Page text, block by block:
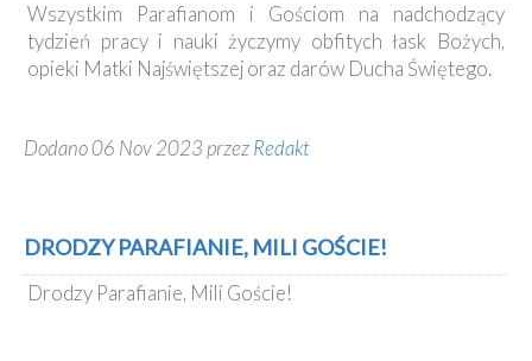
Wszystkim Parafianom i Gościom na nadchodzący
tydzień pracy i nauki życzymy obfitych łask Bożych,
opieki Matki Najświętszej oraz darów Ducha Świętego.
Dodano 06 Nov 2023 przezRedakt
DRODZY PARAFIANIE, MILI GOŚCIE!
Drodzy Parafianie, Mili Goście!